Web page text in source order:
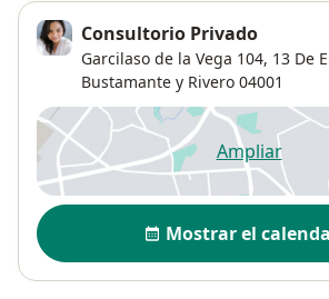
Consultorio Privado
Garcilaso de la Vega 104, 13 De
Bustamante y Rivero 04001
Ampliar
se abre
Disponibilidad
Mostrar el